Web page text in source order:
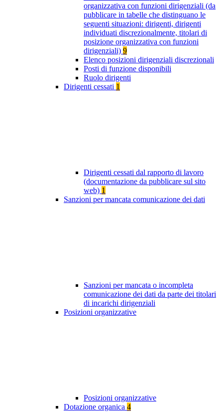
organizzativa con funzioni dirigenziali (da
pubblicare in tabelle che distinguano le
seguenti situazioni: dirigenti, dirigenti
individuati discrezionalmente, titolari di
posizione organizzativa con funzioni
dirigenziali) 9
Elenco posizioni dirigenziali discrezionali
Posti di funzione disponibili
Ruolo dirigenti
Dirigenti cessati 1
Dirigenti cessati dal rapporto di lavoro
(documentazione da pubblicare sul sito
web) 1
Sanzioni per mancata comunicazione dei dati
Sanzioni per mancata o incompleta
comunicazione dei dati da parte dei titolari
di incarichi dirigenziali
Posizioni organizzative
Posizioni organizzative
Dotazione organica 4